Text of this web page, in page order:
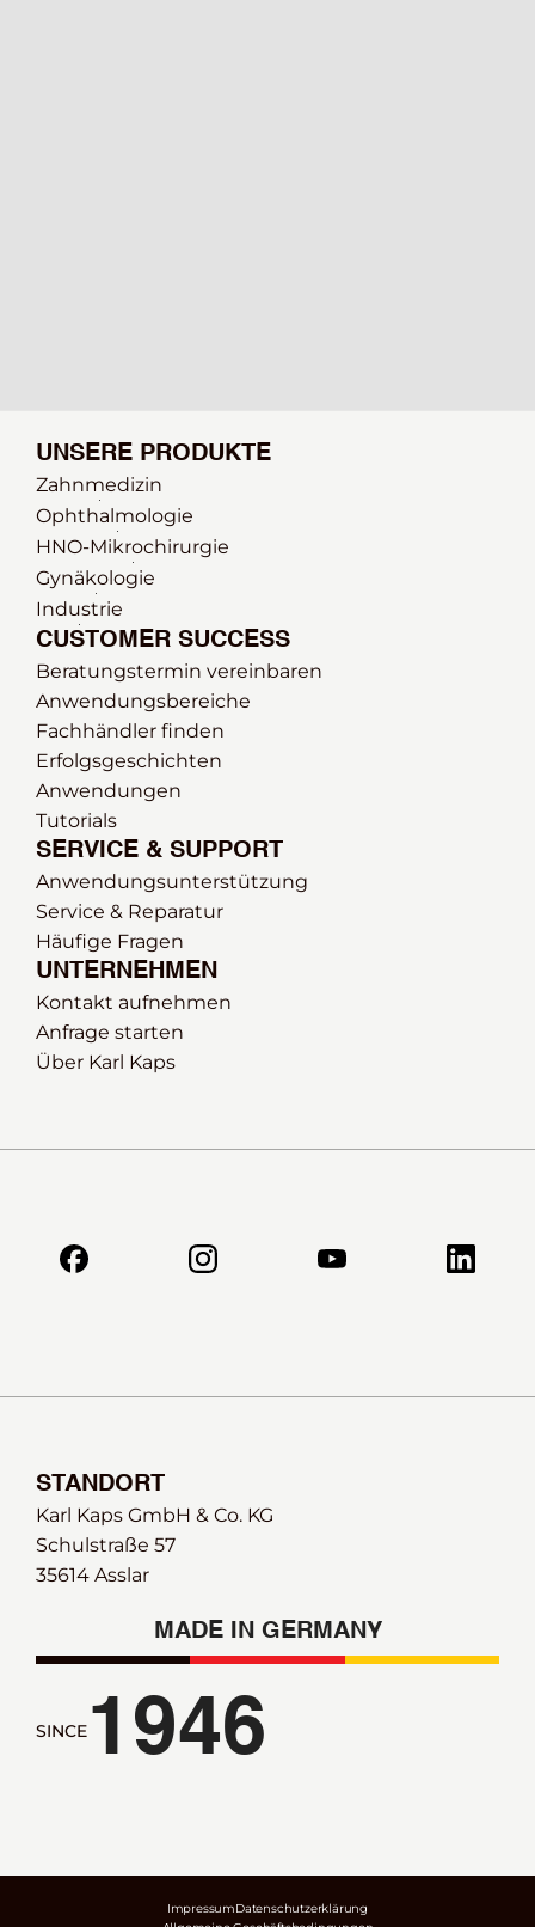
UNSERE PRODUKTE
Zahnmedizin
Ophthalmologie
HNO-Mikrochirurgie
Gynäkologie
Industrie
SERVICE & SUPPORT
Service & Reparatur
Anwendungsunterstützung
Häufige Fragen
CUSTOMER SUCCESS
Beratungstermin vereinbaren
Anwendungsbereiche
Fachhändler finden
Erfolgsgeschichten
Anwendungen
Tutorials
UNTERNEHMEN
Anfrage starten
Über Karl Kaps
Kontakt aufnehmen
STANDORT
Karl Kaps GmbH & Co. KG
Schulstraße 57
35614 Asslar
MADE IN GERMANY
SINCE1946
ImpressumDatenschutzerklärung